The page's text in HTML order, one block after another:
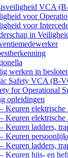
VCA
voor
voor
in
werken in
Safety VCA (B-
for Operational
opleidingen
Keuren
Keuren
Keuren ladders,
Keuren
Keuren ladders,
Keuren hijs- en